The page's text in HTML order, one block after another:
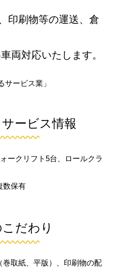
印刷物等の運送、倉
両対応いたします。
サービス業」
ービス情報
ークリフト5台、ロールクラ
数保有
だわり
取紙、平版）、印刷物の配